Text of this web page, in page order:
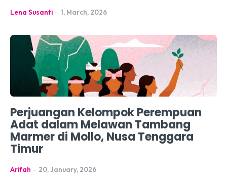
Lena Susanti - 1, March, 2026
Perjuangan Kelompok Perempuan
Adat dalam Melawan Tambang
Marmer di Mollo, Nusa Tenggara
Timur
Arifah - 20, January, 2026